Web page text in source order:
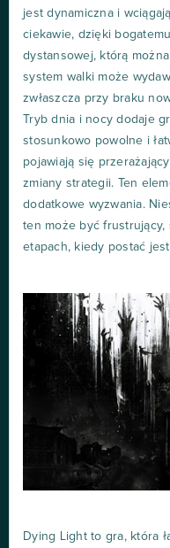
jest dynamiczna i
ciekawie, dzięki
dystansowej, którą
system walki może
zwłaszcza przy braku
Tryb dnia i nocy dodaje
stosunkowo powolne i
pojawiają się
zmiany strategii. Ten
dodatkowe wyzwania.
ten może być
etapach, kiedy postać
Dying Light to gra, która